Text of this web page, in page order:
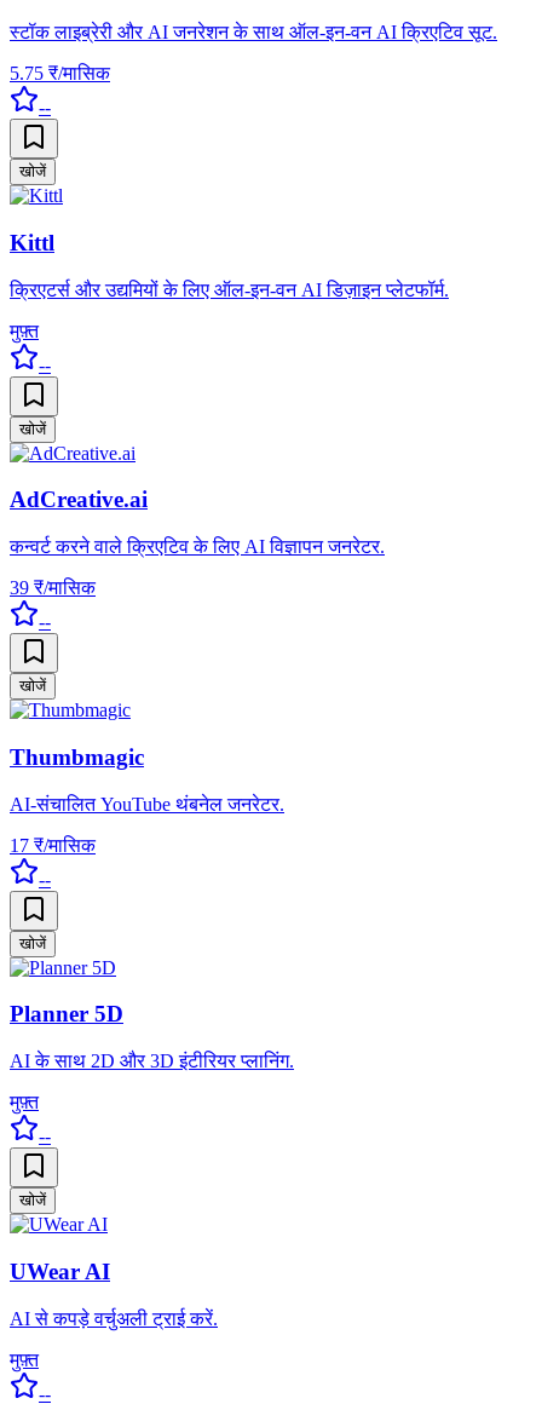
स्टॉक लाइब्रेरी और AI जनरेशन के साथ ऑल-इन-वन AI क्रिएटिव सूट.
5.75 ₹/मासिक
--
खोजें
Kittl
क्रिएटर्स और उद्यमियों के लिए ऑल-इन-वन AI डिज़ाइन प्लेटफॉर्म.
मुफ़्त
--
खोजें
AdCreative.ai
कन्वर्ट करने वाले क्रिएटिव के लिए AI विज्ञापन जनरेटर.
39 ₹/मासिक
--
खोजें
Thumbmagic
AI-संचालित YouTube थंबनेल जनरेटर.
17 ₹/मासिक
--
खोजें
Planner 5D
AI के साथ 2D और 3D इंटीरियर प्लानिंग.
मुफ़्त
--
खोजें
UWear AI
AI से कपड़े वर्चुअली ट्राई करें.
मुफ़्त
--